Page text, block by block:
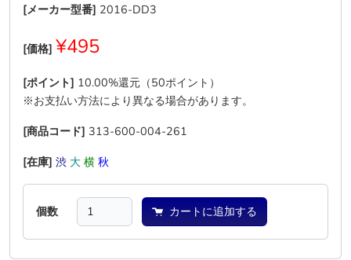
[メーカー型番] 2016-DD3
[価格] ¥495
[ポイント] 10.00%還元（50ポイント）
※お支払い方法により異なる場合があります。
[商品コード] 313-600-004-261
[在庫] 渋 大 横 秋
個数 カートに追加する